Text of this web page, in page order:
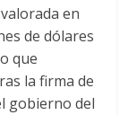
en
de dólares
que
la firma de
gobierno del